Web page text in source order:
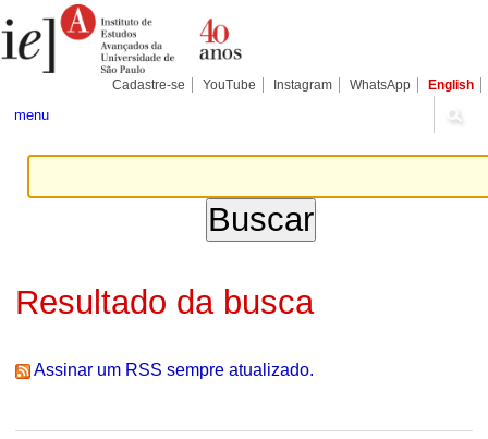
para
conteúdo.
Pessoais
Cadastre-se YouTube Instagram WhatsApp English
menu
Resultado da busca
Assinar um RSS sempre atualizado.